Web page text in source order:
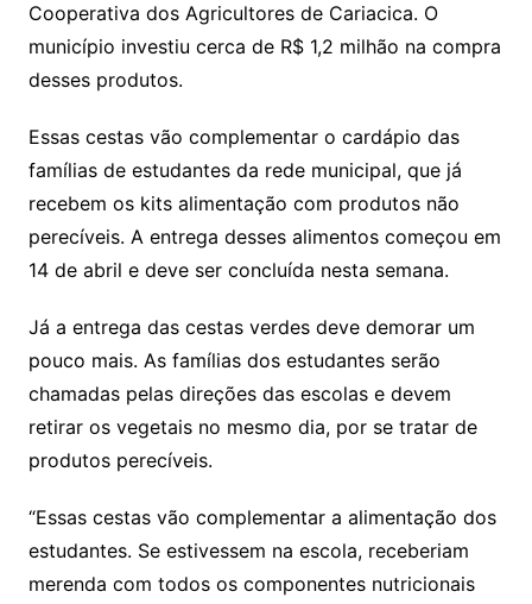
Cooperativa dos Agricultores de Cariacica. O
município investiu cerca de R$ 1,2 milhão na compra
desses produtos.
Essas cestas vão complementar o cardápio das
famílias de estudantes da rede municipal, que já
recebem os kits alimentação com produtos não
perecíveis. A entrega desses alimentos começou em
14 de abril e deve ser concluída nesta semana.
Já a entrega das cestas verdes deve demorar um
pouco mais. As famílias dos estudantes serão
chamadas pelas direções das escolas e devem
retirar os vegetais no mesmo dia, por se tratar de
produtos perecíveis.
“Essas cestas vão complementar a alimentação dos
estudantes. Se estivessem na escola, receberiam
merenda com todos os componentes nutricionais